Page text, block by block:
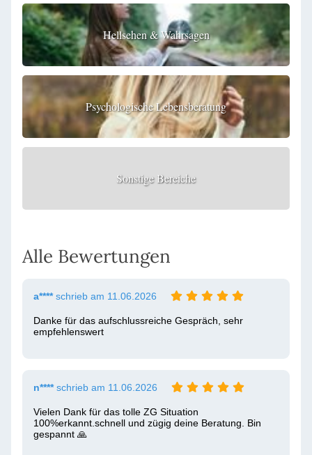
Hellsehen & Wahrsagen
Psychologische Lebensberatung
Sonstige Bereiche
Alle Bewertungen
a****schrieb am 11.06.2026
Danke für das aufschlussreiche Gespräch, sehr
empfehlenswert
n****schrieb am 11.06.2026
Vielen Dank für das tolle ZG Situation
100%erkannt.schnell und zügig deine Beratung. Bin
gespannt 🙏